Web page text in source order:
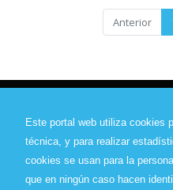
Este portal web utiliza cookies
técnica, y para realizar
cookies se usan para la
que en ningún caso hacen
Anterior
Contacto